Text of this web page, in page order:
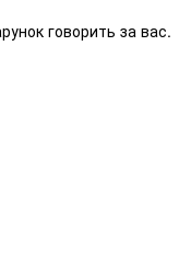
говорить за вас.